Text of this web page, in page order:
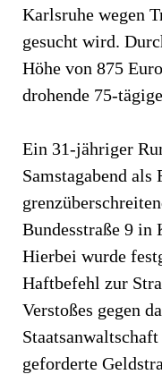
Karlsruhe wegen
gesucht wird.
Höhe von 875
drohende 75-
Ein 31-jähriger
Samstagabend als
Bundesstraße 9 in
Hierbei wurde
Haftbefehl zur
Verstoßes gegen
geforderte